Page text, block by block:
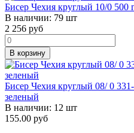
Бисер Чехия круглый 10/0 500
В наличии: 79 шт
2 256 руб
В корзину
Бисер Чехия круглый 08/ 0
зеленый
В наличии: 12 шт
155.00 руб